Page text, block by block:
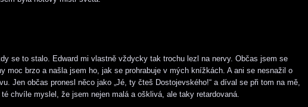
se to stalo. Edward mi vlastně vždycky tak trochu lezl na nervy. Občas jsem se
moc brzo a našla jsem ho, jak se prohrabuje v mých knížkách. A ani se nesnažil o
Jen občas pronesl něco jako „Jé, ty čteš Dostojevského!“ a díval se při tom na mě,
chvíle myslel, že jsem nejen malá a ošklivá, ale taky retardovaná.